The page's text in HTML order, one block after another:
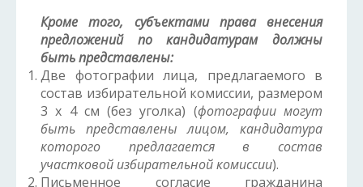
Кроме того, субъектами права внесения
предложений по кандидатурам должны
быть представлены:
Две фотографии лица, предлагаемого в
состав избирательной комиссии, размером
3 x 4 см (без уголка) (фотографии могут
быть представлены лицом, кандидатура
которого предлагается в состав
участковой избирательной комиссии).
Письменное согласие гражданина